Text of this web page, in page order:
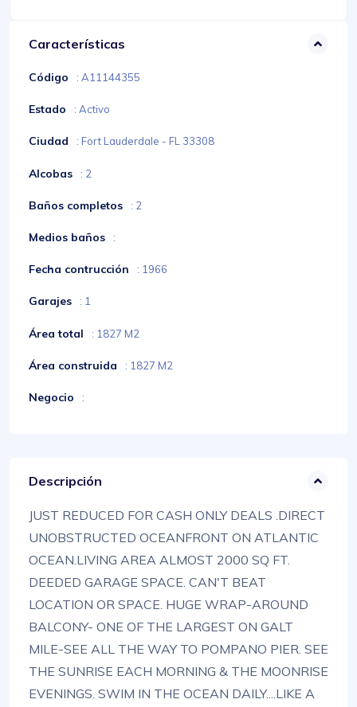
Características
Código : A11144355
Estado : Activo
Ciudad : Fort Lauderdale - FL 33308
Alcobas : 2
Baños completos : 2
Medios baños :
Fecha contrucción : 1966
Garajes : 1
Área total : 1827 M2
Área construida : 1827 M2
Negocio :
Descripción
JUST REDUCED FOR CASH ONLY DEALS .DIRECT
UNOBSTRUCTED OCEANFRONT ON ATLANTIC
OCEAN.LIVING AREA ALMOST 2000 SQ FT.
DEEDED GARAGE SPACE. CAN'T BEAT
LOCATION OR SPACE. HUGE WRAP-AROUND
BALCONY- ONE OF THE LARGEST ON GALT
MILE-SEE ALL THE WAY TO POMPANO PIER. SEE
THE SUNRISE EACH MORNING & THE MOONRISE
EVENINGS. SWIM IN THE OCEAN DAILY....LIKE A